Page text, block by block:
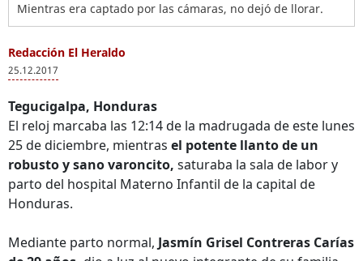
Mientras era captado por las cámaras, no dejó de llorar.
Redacción El Heraldo
25.12.2017
Tegucigalpa, Honduras
El reloj marcaba las 12:14 de la madrugada de este lunes
25 de diciembre, mientras el potente llanto de un
robusto y sano varoncito, saturaba la sala de labor y
parto del hospital Materno Infantil de la capital de
Honduras.
Mediante parto normal, Jasmín Grisel Contreras Carías